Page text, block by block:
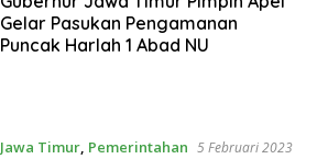
Gelar Pasukan Pengamanan
Puncak Harlah 1 Abad NU
Jawa Timur, Pemerintahan 5 Februari 2023